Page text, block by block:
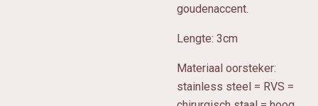
goudenaccent.
Lengte: 3cm
Materiaal oorsteker:
stainless steel = RVS =